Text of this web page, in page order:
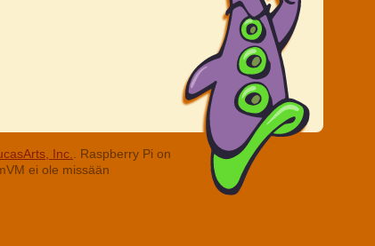
Inc.
. Raspberry Pi on
ei ole missään